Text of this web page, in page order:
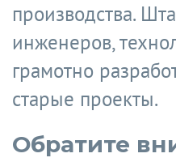
производства.
инженеров,
грамотно
старые проекты.
Обратите